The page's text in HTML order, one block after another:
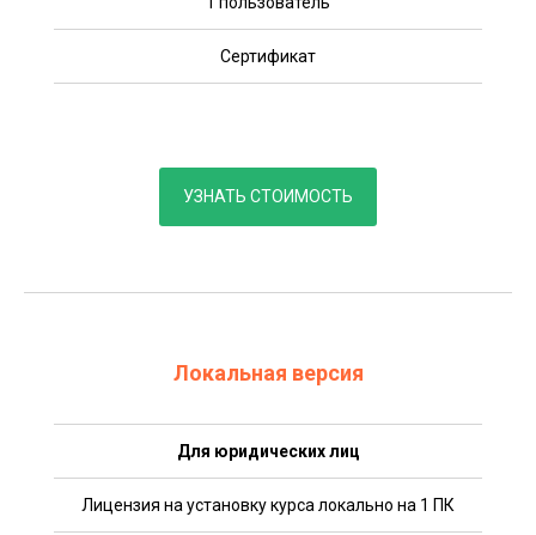
Сертификат
УЗНАТЬ СТОИМОСТЬ
Локальная версия
Для юридических лиц
Лицензия на установку курса локально на 1 ПК